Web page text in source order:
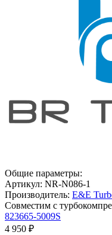
Общие параметры:
Артикул: NR-N086-1
Производитель: E&E
Совместим с
823665-5009S
4 950 ₽